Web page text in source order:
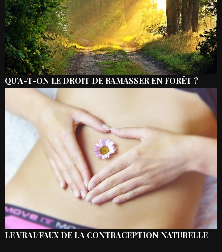
QU’A-T-ON LE DROIT DE RAMASSER EN FORÊT ?
LE VRAI/FAUX DE LA CONTRACEPTION NATURELLE